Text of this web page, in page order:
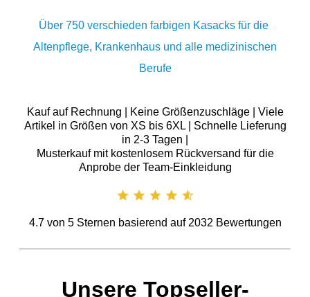
Über 750 verschieden farbigen Kasacks für die
Altenpflege, Krankenhaus und alle medizinischen
Berufe
Kauf auf Rechnung | Keine Größenzuschläge | Viele
Artikel in Größen von XS bis 6XL | Schnelle Lieferung
in 2-3 Tagen |
Musterkauf mit kostenlosem Rückversand für die
Anprobe der Team-Einkleidung
4.7von 5Sternen basierend auf 2032 Bewertungen
Unsere Topseller-